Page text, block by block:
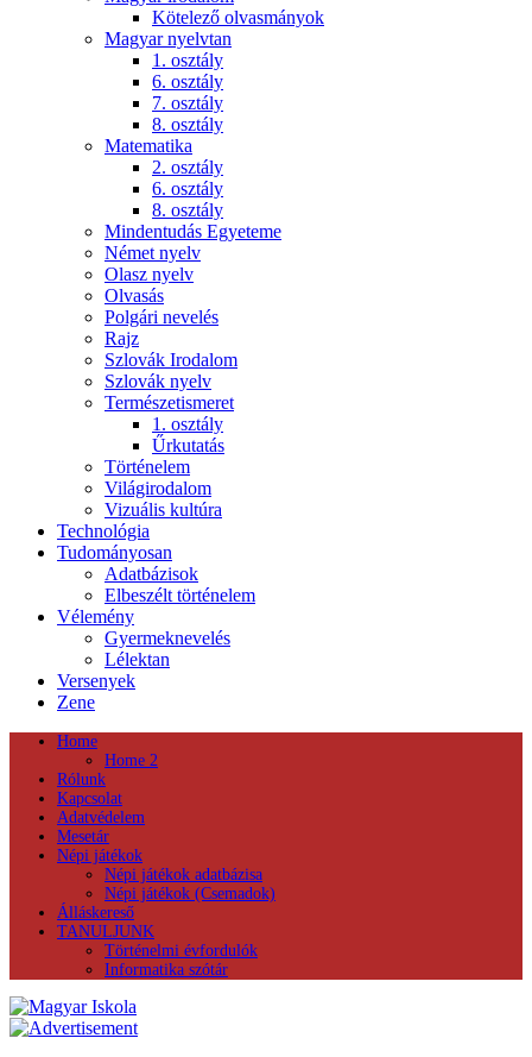
Kötelező olvasmányok
Magyar nyelvtan
1. osztály
6. osztály
7. osztály
8. osztály
Matematika
2. osztály
6. osztály
8. osztály
Mindentudás Egyeteme
Német nyelv
Olasz nyelv
Olvasás
Polgári nevelés
Rajz
Szlovák Irodalom
Szlovák nyelv
Természetismeret
1. osztály
Űrkutatás
Történelem
Világirodalom
Vizuális kultúra
Technológia
Tudományosan
Adatbázisok
Elbeszélt történelem
Vélemény
Gyermeknevelés
Lélektan
Versenyek
Zene
Home
Home 2
Rólunk
Kapcsolat
Adatvédelem
Mesetár
Népi játékok
Népi játékok adatbázisa
Népi játékok (Csemadok)
Álláskereső
TANULJUNK
Történelmi évfordulók
Informatika szótár